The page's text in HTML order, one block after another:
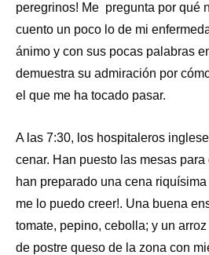
peregrinos! Me pregunta por qué
cuento un poco lo de mi
ánimo y con sus pocas palabras
demuestra su admiración por
el que me ha tocado pasar.
A las 7:30, los hospitaleros
cenar. Han puesto las mesas
han preparado una cena
me lo puedo creer!. Una buena
tomate, pepino, cebolla; y un
de postre queso de la zona con